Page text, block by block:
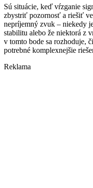
Sú situácie, keď vŕzganie
zbystriť pozornosť a riešiť
nepríjemný zvuk – niekedy
stabilitu alebo že niektorá z
v tomto bode sa rozhoduje,
potrebné komplexnejšie
Reklama